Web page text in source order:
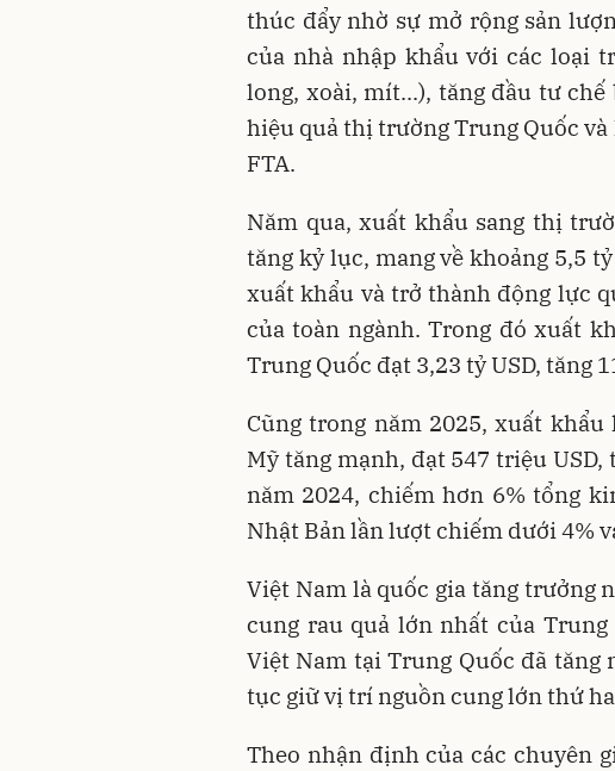
thúc đẩy nhờ sự mở rộng sản
của nhà nhập khẩu với các loại
long, xoài, mít...), tăng đầu tư
hiệu quả thị trường Trung Quốc
FTA.
Năm qua, xuất khẩu sang thị
tăng kỷ lục, mang về khoảng 5,5
xuất khẩu và trở thành động lực
của toàn ngành. Trong đó xuất
Trung Quốc đạt 3,23 tỷ USD, tăng
Cũng trong năm 2025, xuất
Mỹ tăng mạnh, đạt 547 triệu USD,
năm 2024, chiếm hơn 6% tổng
Nhật Bản lần lượt chiếm dưới 4%
Việt Nam là quốc gia tăng trưởng
cung rau quả lớn nhất của
Việt Nam tại Trung Quốc đã tăng
tục giữ vị trí nguồn cung lớn thứ
Theo nhận định của các chuyên